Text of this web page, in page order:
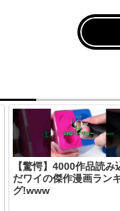
【驚愕】4000作品読み
だワイの傑作漫画ラン
グ!www